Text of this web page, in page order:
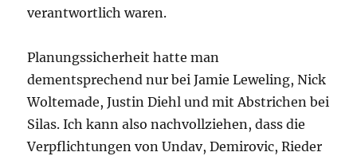
verantwortlich waren.
Planungssicherheit hatte man
dementsprechend nur bei Jamie Leweling, Nick
Woltemade, Justin Diehl und mit Abstrichen bei
Silas. Ich kann also nachvollziehen, dass die
Verpflichtungen von Undav, Demirovic, Rieder